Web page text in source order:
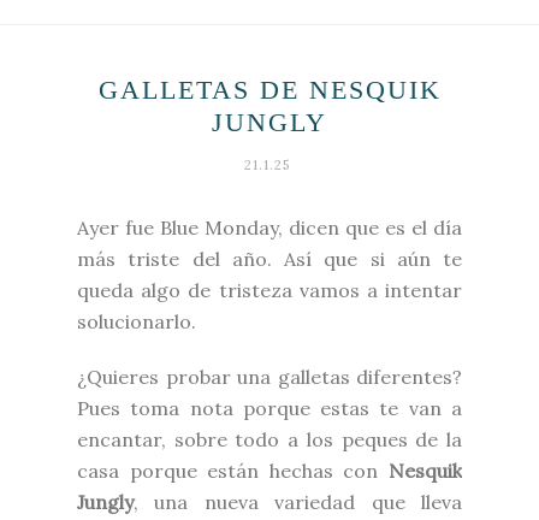
GALLETAS DE NESQUIK
JUNGLY
21.1.25
Ayer fue Blue Monday, dicen que es el día
más triste del año. Así que si aún te
queda algo de tristeza vamos a intentar
solucionarlo.
¿Quieres probar una galletas diferentes?
Pues toma nota porque estas te van a
encantar, sobre todo a los peques de la
casa porque están hechas con Nesquik
Jungly, una nueva variedad que lleva